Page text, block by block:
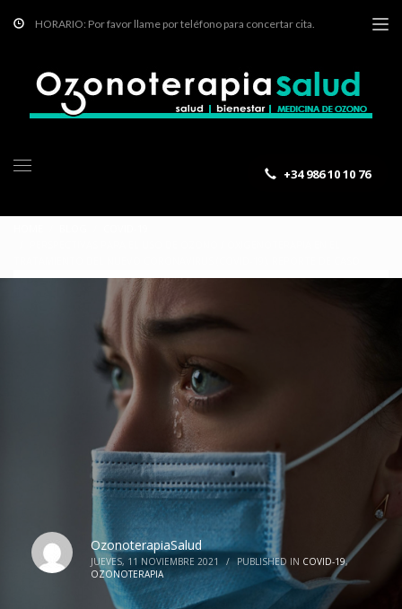
HORARIO: Por favor llame por teléfono para concertar cita.
+34 986 10 10 76
OzonoterapiaSalud
JUEVES, 11 NOVIEMBRE 2021 / PUBLISHED IN COVID-19,
OZONOTERAPIA